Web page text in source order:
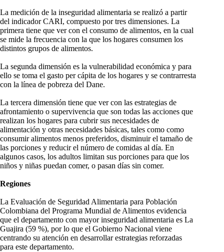
La medición de la inseguridad alimentaria se realizó a partir
del indicador CARI, compuesto por tres dimensiones. La
primera tiene que ver con el consumo de alimentos, en la cual
se mide la frecuencia con la que los hogares consumen los
distintos grupos de alimentos.
La segunda dimensión es la vulnerabilidad económica y para
ello se toma el gasto per cápita de los hogares y se contrarresta
con la línea de pobreza del Dane.
La tercera dimensión tiene que ver con las estrategias de
afrontamiento o supervivencia que son todas las acciones que
realizan los hogares para cubrir sus necesidades de
alimentación y otras necesidades básicas, tales como como
consumir alimentos menos preferidos, disminuir el tamaño de
las porciones y reducir el número de comidas al día. En
algunos casos, los adultos limitan sus porciones para que los
niños y niñas puedan comer, o pasan días sin comer.
Regiones
La Evaluación de Seguridad Alimentaria para Población
Colombiana del Programa Mundial de Alimentos evidencia
que el departamento con mayor inseguridad alimentaria es La
Guajira (59 %), por lo que el Gobierno Nacional viene
centrando su atención en desarrollar estrategias reforzadas
para este departamento.